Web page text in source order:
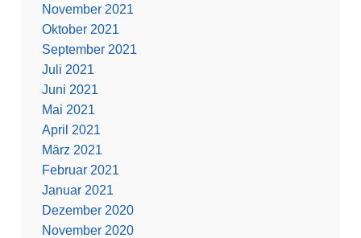
November 2021
Oktober 2021
September 2021
Juli 2021
Juni 2021
Mai 2021
April 2021
März 2021
Februar 2021
Januar 2021
Dezember 2020
November 2020